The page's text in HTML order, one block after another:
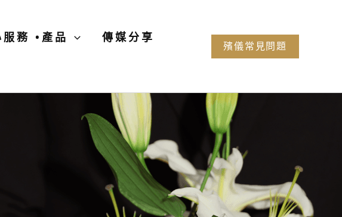
服務 •產品
傳媒分享
殯儀常見問題